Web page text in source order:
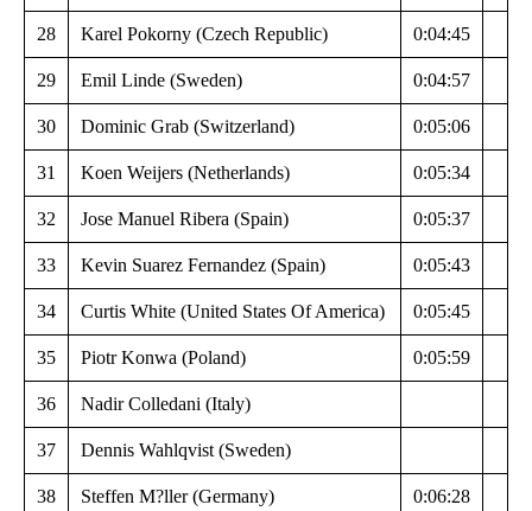
28 Karel Pokorny (Czech Republic) 0:04:45
29 Emil Linde (Sweden) 0:04:57
30 Dominic Grab (Switzerland) 0:05:06
31 Koen Weijers (Netherlands) 0:05:34
32 Jose Manuel Ribera (Spain) 0:05:37
33 Kevin Suarez Fernandez (Spain) 0:05:43
34 Curtis White (United States Of America) 0:05:45
35 Piotr Konwa (Poland) 0:05:59
36 Nadir Colledani (Italy)
37 Dennis Wahlqvist (Sweden)
38 Steffen M?ller (Germany) 0:06:28